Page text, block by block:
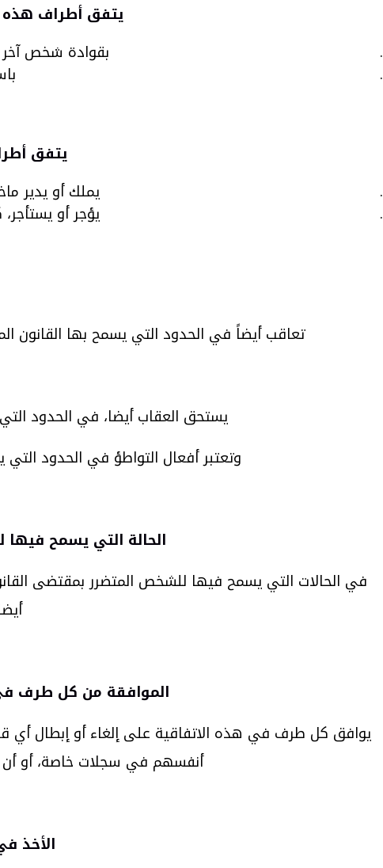
يتفق أطراف هذه
بقوادة شخص آخر
يتفق
يملك أو يدير
يؤجر أو
تعاقب أيضاً في الحدود التي يسمح بها القانون المحلي، أية
يستحق العقاب أيضا، في الحدود التي
وتعتبر أفعال التواطؤ في الحدود
الحالة التي يسمح
في الحالات التي يسمح فيها للشخص المتضرر بمقتضى
الموافقة من كل طرف في
يوافق كل طرف في هذه الاتفاقية على إلغاء أو إبطال أي
أنفسهم في سجلات خاصة، أو أن
الأخذ